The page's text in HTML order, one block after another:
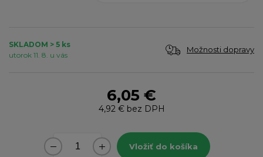
SKLADOM > 5 ks
utorok 11. 8. u vás
Možnosti dopravy
6,05 €
4,92 €bez DPH
Vložiť do košíka